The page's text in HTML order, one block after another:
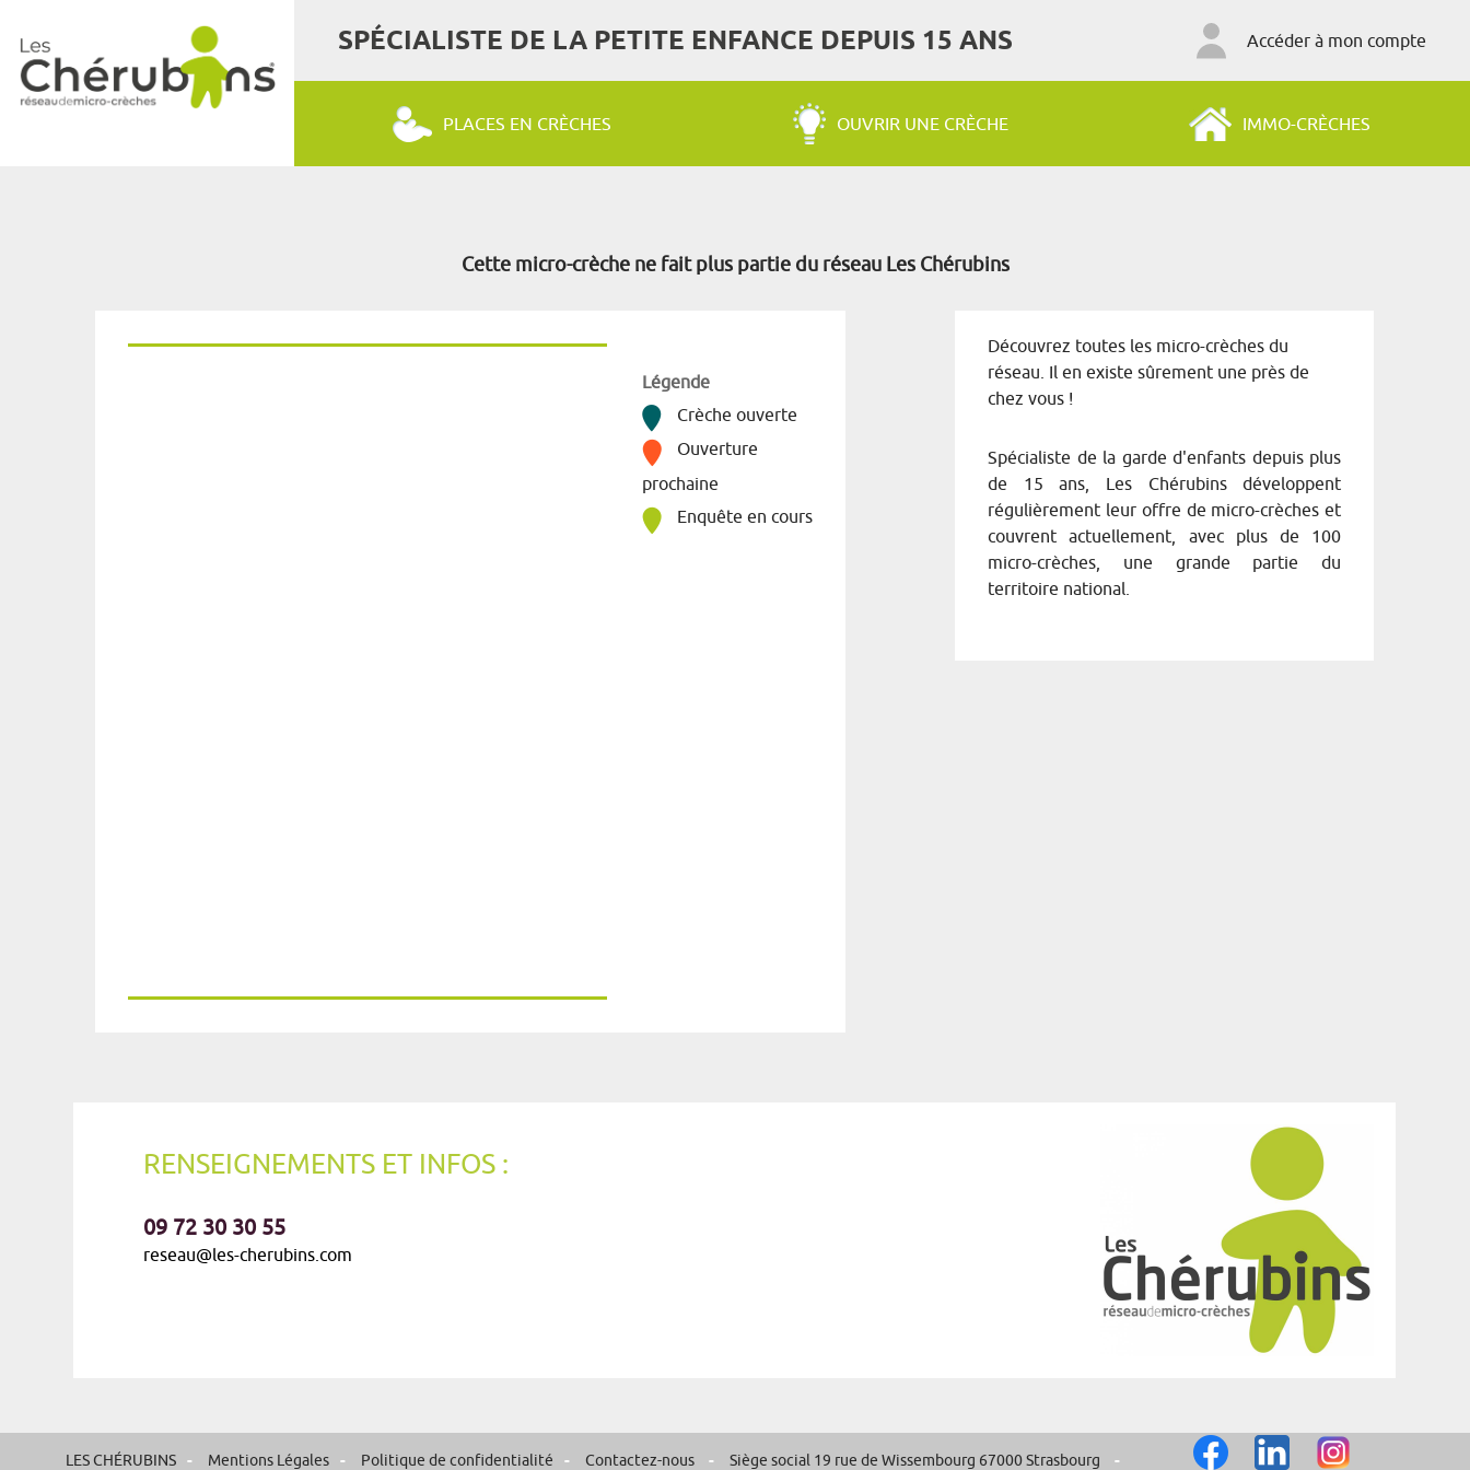
SPÉCIALISTE DE LA PETITE ENFANCE DEPUIS 15 ANS Accéder à mon compte
PLACES EN CRÈCHES OUVRIR UNE CRÈCHE IMMO-CRÈCHES
Cette micro-crèche ne fait plus partie du réseau Les Chérubins
Légende
Crèche ouverte
Ouverture
prochaine
Enquête en cours
Découvrez toutes les micro-crèches du
réseau. Il en existe sûrement une près de
chez vous !
Spécialiste de la garde d'enfants depuis plus
de 15 ans, Les Chérubins développent
régulièrement leur offre de micro-crèches et
couvrent actuellement, avec plus de 100
micro-crèches, une grande partie du
territoire national.
RENSEIGNEMENTS ET INFOS :
09 72 30 30 55
reseau@les-cherubins.com
LES CHÉRUBINS Mentions Légales Politique de confidentialité Contactez-nous Siège social 19 rue de Wissembourg 67000 Strasbourg